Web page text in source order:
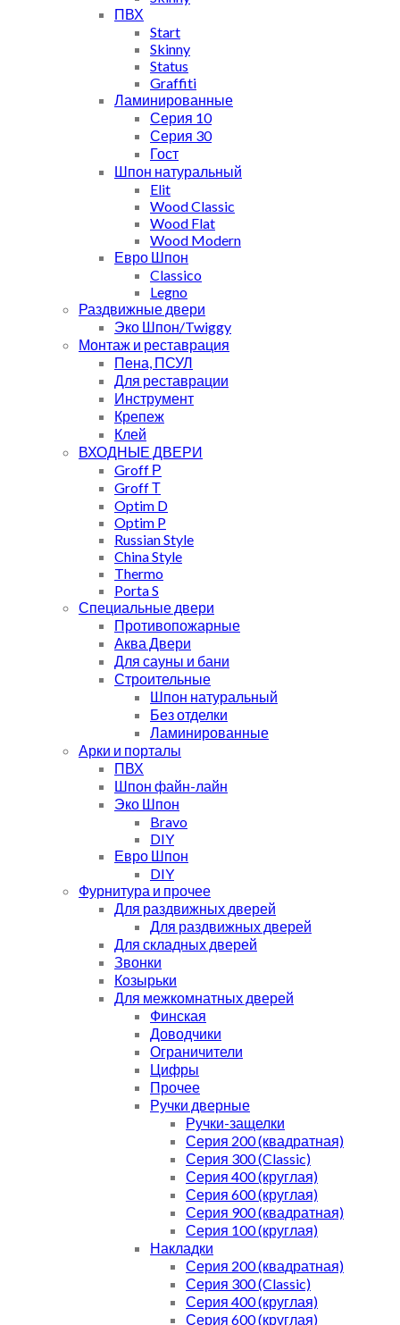
ПВХ
Start
Skinny
Status
Graffiti
Ламинированные
Серия 10
Серия 30
Гост
Шпон натуральный
Elit
Wood Classic
Wood Flat
Wood Modern
Евро Шпон
Classico
Legno
Раздвижные двери
Эко Шпон/Twiggy
Монтаж и реставрация
Пена, ПСУЛ
Для реставрации
Инструмент
Крепеж
Клей
ВХОДНЫЕ ДВЕРИ
Groff Р
Groff Т
Optim D
Optim P
Russian Style
China Style
Thermo
Porta S
Специальные двери
Противопожарные
Аква Двери
Для сауны и бани
Строительные
Шпон натуральный
Без отделки
Ламинированные
Арки и порталы
ПВХ
Шпон файн-лайн
Эко Шпон
Bravo
DIY
Евро Шпон
DIY
Фурнитура и прочее
Для раздвижных дверей
Для раздвижных дверей
Для складных дверей
Звонки
Козырьки
Для межкомнатных дверей
Финская
Доводчики
Ограничители
Цифры
Прочее
Ручки дверные
Ручки-защелки
Серия 200 (квадратная)
Серия 300 (Classic)
Серия 400 (круглая)
Серия 600 (круглая)
Серия 900 (квадратная)
Серия 100 (круглая)
Накладки
Серия 200 (квадратная)
Серия 300 (Classic)
Серия 400 (круглая)
Серия 600 (круглая)